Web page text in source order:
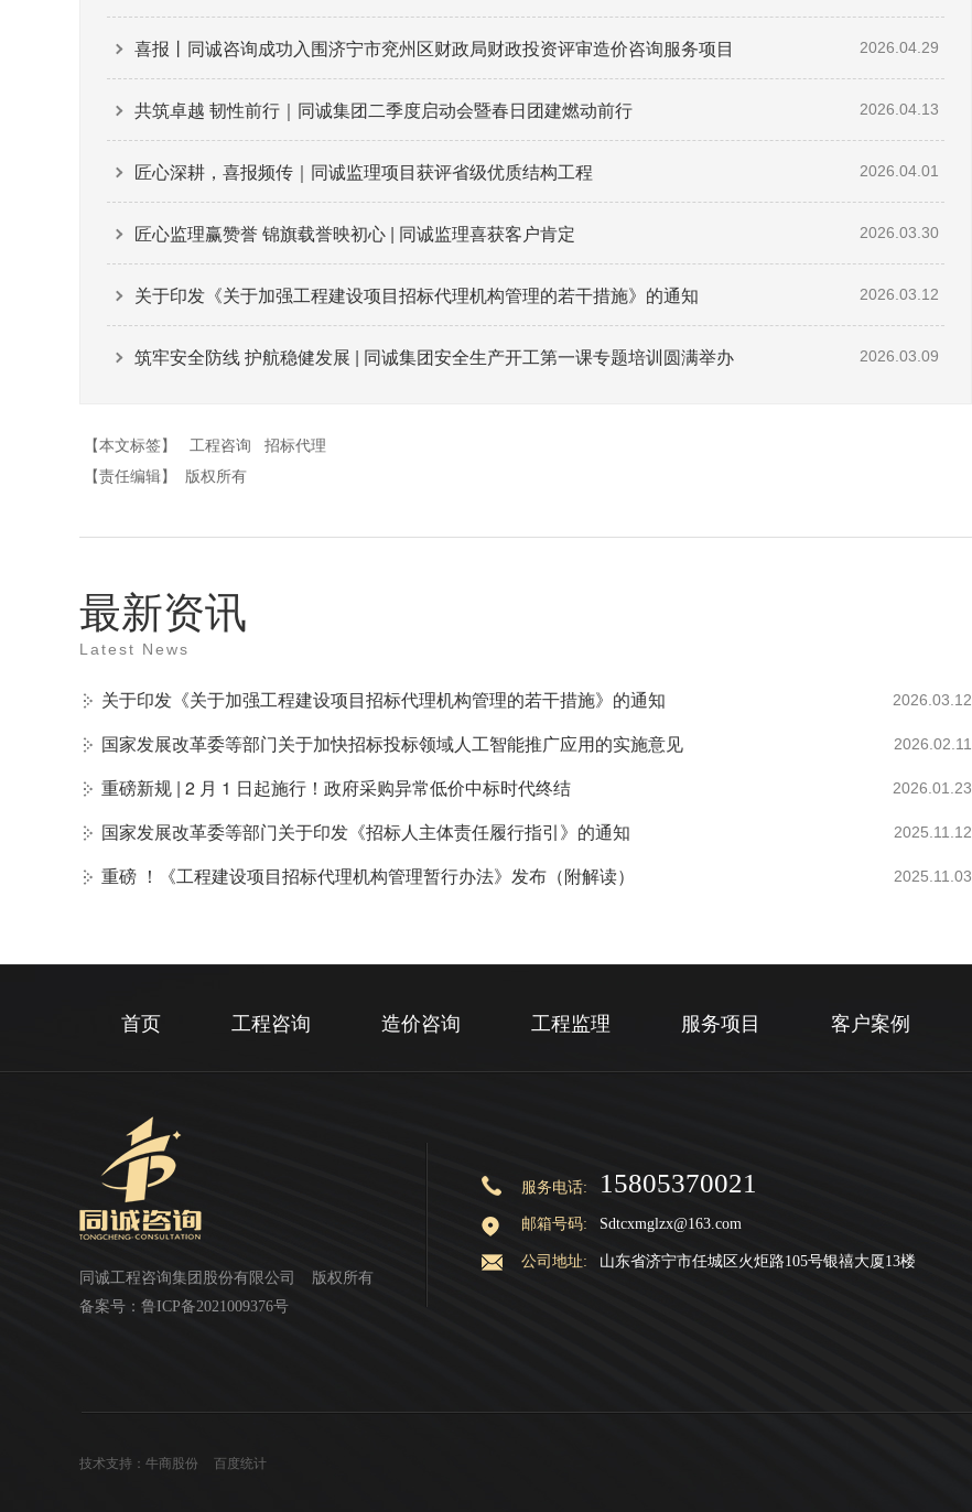
喜报丨同诚咨询成功入围济宁市兖州区财政局财政投资评审造价咨询服务项目 2026.04.29
共筑卓越 韧性前行｜同诚集团二季度启动会暨春日团建燃动前行 2026.04.13
匠心深耕，喜报频传｜同诚监理项目获评省级优质结构工程 2026.04.01
匠心监理赢赞誉 锦旗载誉映初心 | 同诚监理喜获客户肯定 2026.03.30
关于印发《关于加强工程建设项目招标代理机构管理的若干措施》的通知 2026.03.12
筑牢安全防线 护航稳健发展 | 同诚集团安全生产开工第一课专题培训圆满举办 2026.03.09
【本文标签】 工程咨询
招标代理
【责任编辑】
版权所有
最新资讯
Latest News
关于印发《关于加强工程建设项目招标代理机构管理的若干措施》的通知 2026.03.12
国家发展改革委等部门关于加快招标投标领域人工智能推广应用的实施意见 2026.02.11
重磅新规 | 2 月 1 日起施行！政府采购异常低价中标时代终结 2026.01.23
国家发展改革委等部门关于印发《招标人主体责任履行指引》的通知 2025.11.12
重磅 ！《工程建设项目招标代理机构管理暂行办法》发布（附解读） 2025.11.03
首页 工程咨询 造价咨询 工程监理 服务项目 客户案例
同诚工程咨询集团股份有限公司
版权所有
备案号： 鲁ICP备2021009376号
服务电话: 15805370021
邮箱号码: Sdtcxmglzx@163.com
公司地址: 山东省济宁市任城区火炬路105号银禧大厦13楼
技术支持：牛商股份 百度统计